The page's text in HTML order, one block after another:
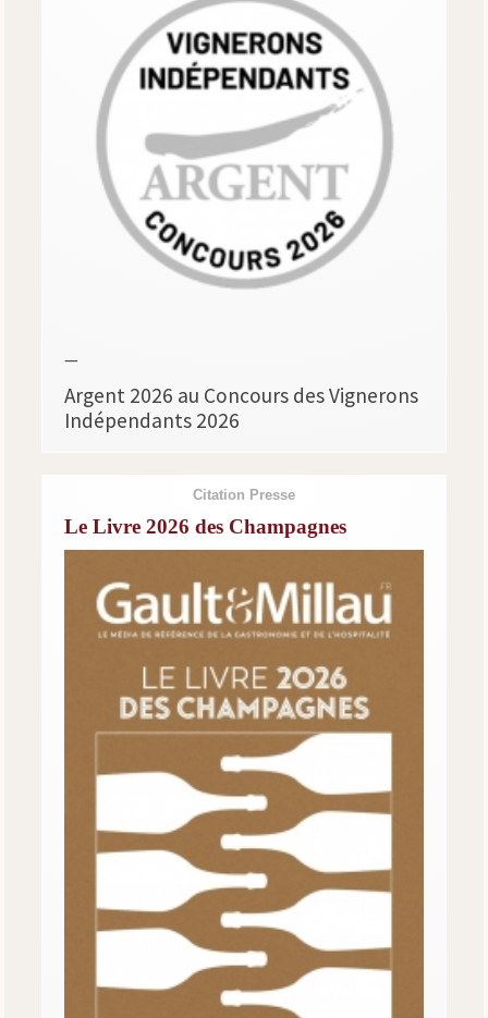
—
Argent 2026 au Concours des Vignerons
Indépendants 2026
Citation Presse
Le Livre 2026 des Champagnes